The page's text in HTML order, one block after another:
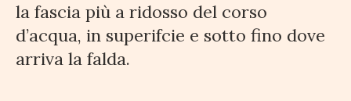
la fascia più a ridosso del corso
d’acqua, in superifcie e sotto fino dove
arriva la falda.